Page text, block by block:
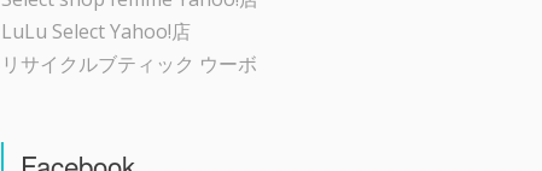
LuLu Select Yahoo!店
リサイクルブティック ウーボ